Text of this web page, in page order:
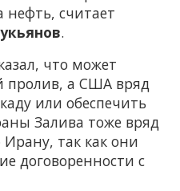
нефть, считает
.
что может
пролив, а США вряд
или обеспечить
Залива тоже вряд
так как они
договоренности с